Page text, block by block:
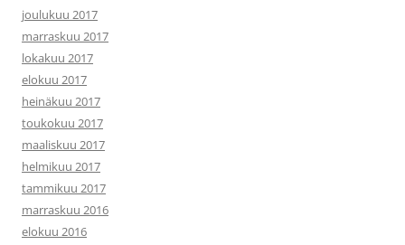
joulukuu 2017
marraskuu 2017
lokakuu 2017
elokuu 2017
heinäkuu 2017
toukokuu 2017
maaliskuu 2017
helmikuu 2017
tammikuu 2017
marraskuu 2016
elokuu 2016